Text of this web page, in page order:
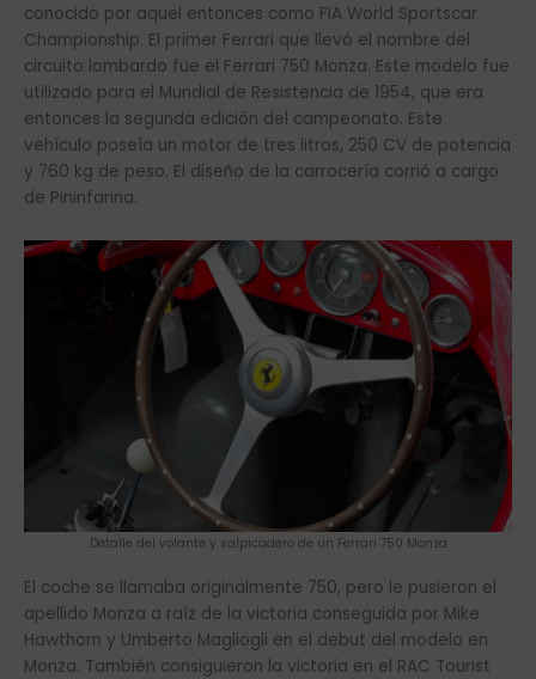
conocido por aquel entonces como FIA World Sportscar
Championship. El primer Ferrari que llevó el nombre del
circuito lombardo fue el Ferrari 750 Monza. Este modelo fue
utilizado para el Mundial de Resistencia de 1954, que era
entonces la segunda edición del campeonato. Este
vehículo poseía un motor de tres litros, 250 CV de potencia
y 760 kg de peso. El diseño de la carrocería corrió a cargo
de Pininfarina.
Detalle del volante y salpicadero de un Ferrari 750 Monza
El coche se llamaba originalmente 750, pero le pusieron el
apellido Monza a raíz de la victoria conseguida por Mike
Hawthorn y Umberto Magliogli en el debut del modelo en
Monza. También consiguieron la victoria en el RAC Tourist